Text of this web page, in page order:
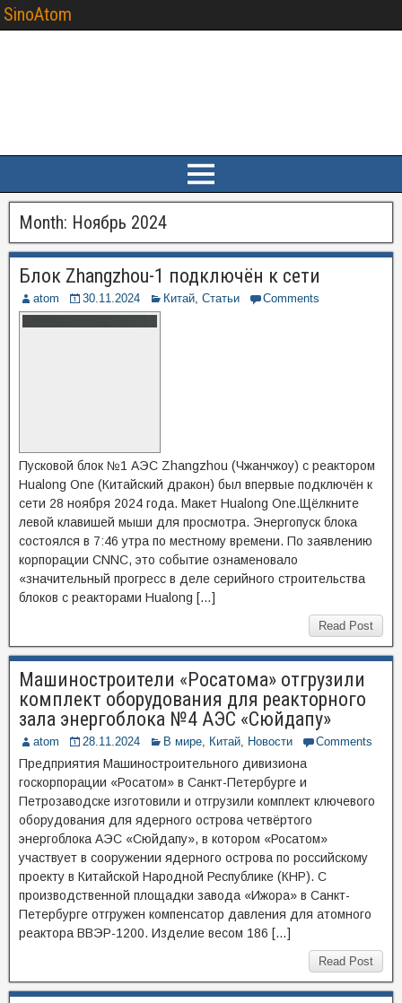
SinoAtom
Month: Ноябрь 2024
Блок Zhangzhou-1 подключён к сети
atom 30.11.2024 Китай, Статьи Comments
Пусковой блок №1 АЭС Zhangzhou (Чжанчжоу) с реактором
Hualong One (Китайский дракон) был впервые подключён к
сети 28 ноября 2024 года. Макет Hualong One.Щёлкните
левой клавишей мыши для просмотра. Энергопуск блока
состоялся в 7:46 утра по местному времени. По заявлению
корпорации CNNC, это событие ознаменовало
«значительный прогресс в деле серийного строительства
блоков с реакторами Hualong […]
Read Post
Машиностроители «Росатома» отгрузили
комплект оборудования для реакторного
зала энергоблока №4 АЭС «Сюйдапу»
atom 28.11.2024 В мире, Китай, Новости Comments
Предприятия Машиностроительного дивизиона
госкорпорации «Росатом» в Санкт-Петербурге и
Петрозаводске изготовили и отгрузили комплект ключевого
оборудования для ядерного острова четвёртого
энергоблока АЭС «Сюйдапу», в котором «Росатом»
участвует в сооружении ядерного острова по российскому
проекту в Китайской Народной Республике (КНР). С
производственной площадки завода «Ижора» в Санкт-
Петербурге отгружен компенсатор давления для атомного
реактора ВВЭР-1200. Изделие весом 186 […]
Read Post